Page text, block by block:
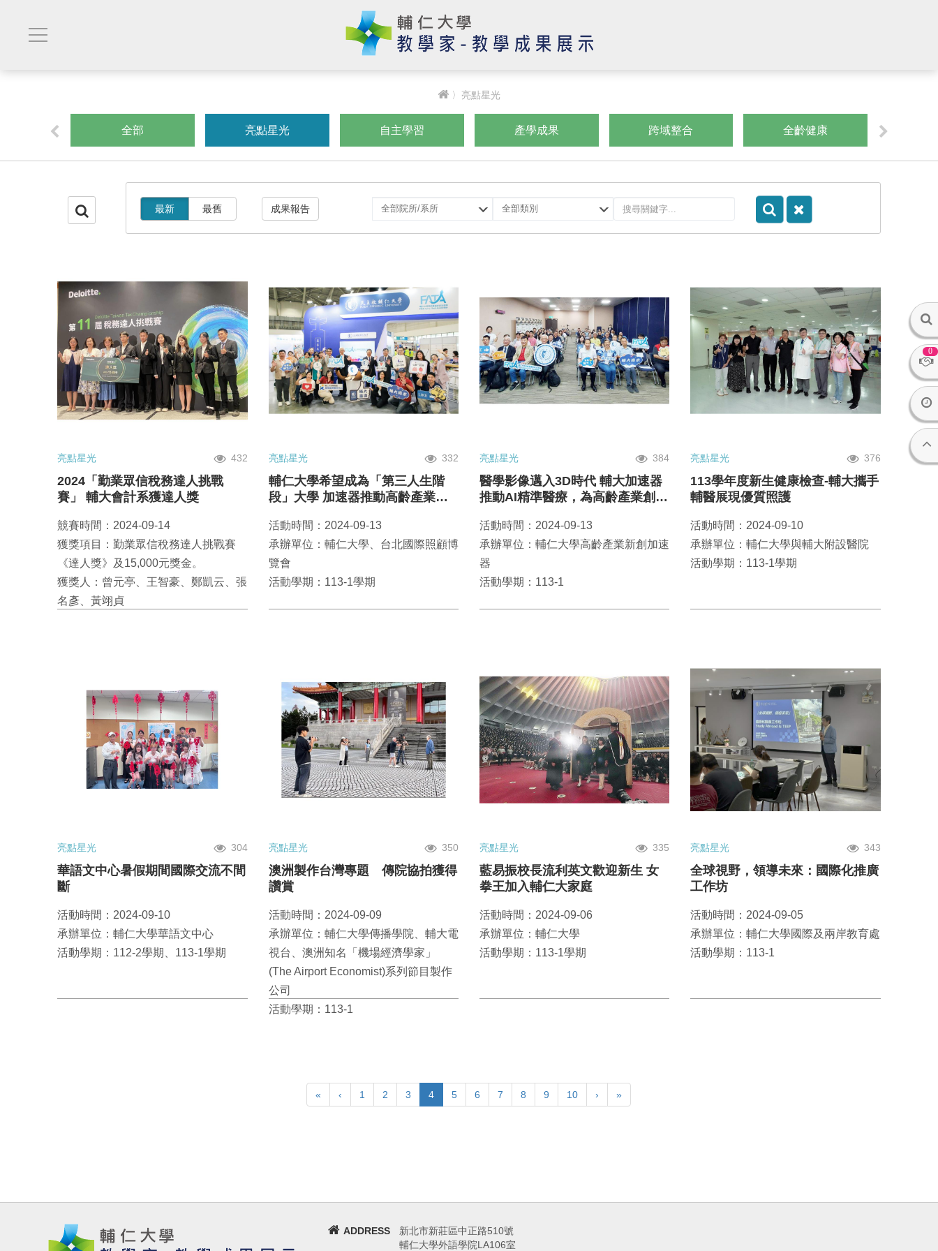
0
〉亮點星光
全部 亮點星光 自主學習 產學成果 跨域整合 全齡健康
最新 最舊 成果報告
選
院
選
類
亮點星光 432
2024「勤業眾信稅務達人挑戰
賽」 輔大會計系獲達人獎
競賽時間：2024-09-14
獲獎項目：勤業眾信稅務達人挑戰賽
《達人獎》及15,000元獎金。
獲獎人：曾元亭、王智豪、鄭凱云、張
名彥、黃翊貞
亮點星光 332
輔仁大學希望成為「第三人生階
段」大學 加速器推動高齡產業先
活動時間：2024-09-13
承辦單位：輔仁大學、台北國際照顧博
覽會
活動學期：113-1學期
亮點星光 384
醫學影像邁入3D時代 輔大加速器
推動AI精準醫療，為高齡產業創新
活動時間：2024-09-13
承辦單位：輔仁大學高齡產業新創加速
器
活動學期：113-1
亮點星光 376
113學年度新生健康檢查-輔大攜手
輔醫展現優質照護
活動時間：2024-09-10
承辦單位：輔仁大學與輔大附設醫院
活動學期：113-1學期
亮點星光 304
華語文中心暑假期間國際交流不間
斷
活動時間：2024-09-10
承辦單位：輔仁大學華語文中心
活動學期：112-2學期、113-1學期
亮點星光 350
澳洲製作台灣專題 傳院協拍獲得
讚賞
活動時間：2024-09-09
承辦單位：輔仁大學傳播學院、輔大電
視台、澳洲知名「機場經濟學家」
(The Airport Economist)系列節目製作
公司
活動學期：113-1
亮點星光 335
藍易振校長流利英文歡迎新生 女
拳王加入輔仁大家庭
活動時間：2024-09-06
承辦單位：輔仁大學
活動學期：113-1學期
亮點星光 343
全球視野，領導未來：國際化推廣
工作坊
活動時間：2024-09-05
承辦單位：輔仁大學國際及兩岸教育處
活動學期：113-1
« ‹ 1 2 3 4 5 6 7 8 9 10 › »
ADDRESS
新北市新莊區中正路510號
輔仁大學外語學院LA106室